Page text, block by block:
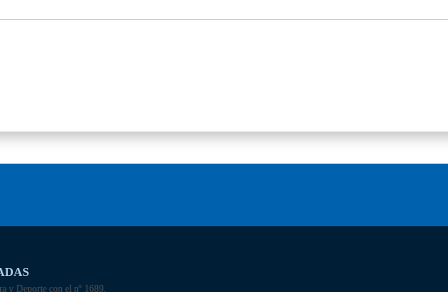
y Deporte con el nº 1689.